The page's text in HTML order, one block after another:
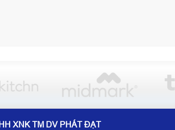
XNK TM DV PHÁT ĐẠT